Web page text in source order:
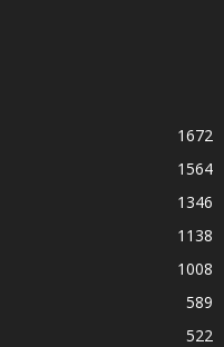
1672
1564
1346
1138
1008
589
522